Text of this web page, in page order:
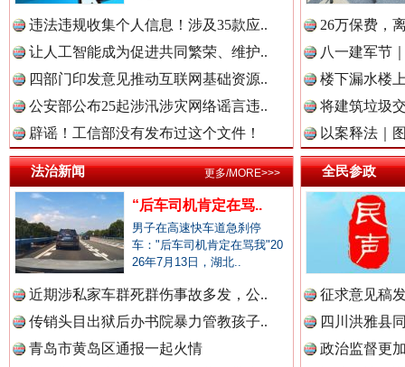
中国廉政法纪网.
中国律师在线.
中国参政网.中
中国全民新闻网.
春天里的科技盛宴
违法违规收集个人信息！涉及35款应..
让人工智能成为促进共同繁荣、维护..
四部门印发意见推动互联网基础资源..
公安部公布25起涉汛涉灾网络谣言违..
辟谣！工信部没有发布过这个文件！
26万保费，
八一建军节
楼下漏水楼
将建筑垃圾
以案释法｜
法治新闻
“后车司机肯定在骂..
男子在高速快车道急刹停
车："后车司机肯定在骂我"20
26年7月13日，湖北..
近期涉私家车群死群伤事故多发，公..
传销头目出狱后办书院暴力管教孩子..
青岛市黄岛区通报一起火情
更多/MORE>>> 全民参政
征求意见稿
四川洪雅县
政治监督更